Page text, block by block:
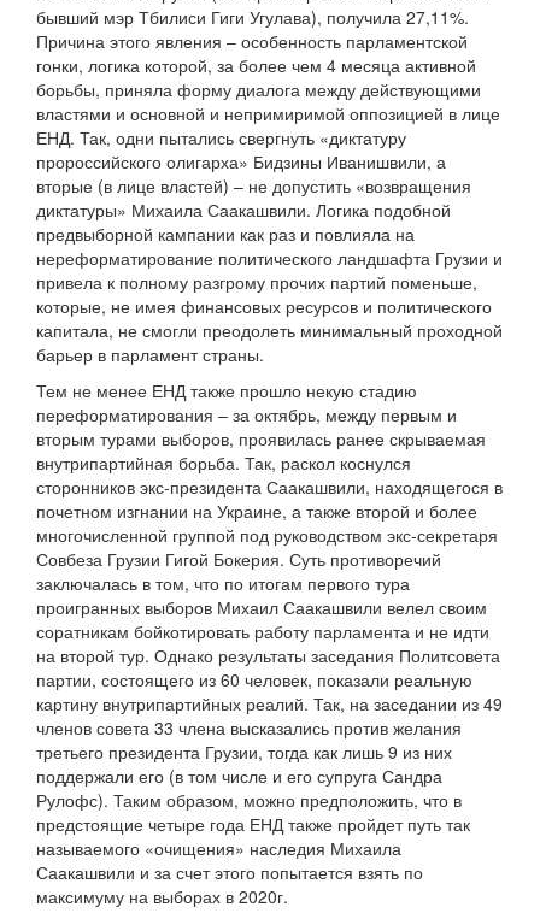
бывший мэр Тбилиси Гиги Угулава), получила 27,11%.
Причина этого явления – особенность парламентской
гонки, логика которой, за более чем 4 месяца активной
борьбы, приняла форму диалога между действующими
властями и основной и непримиримой оппозицией в лице
ЕНД. Так, одни пытались свергнуть «диктатуру
пророссийского олигарха» Бидзины Иванишвили, а
вторые (в лице властей) – не допустить «возвращения
диктатуры» Михаила Саакашвили. Логика подобной
предвыборной кампании как раз и повлияла на
нереформатирование политического ландшафта Грузии и
привела к полному разгрому прочих партий поменьше,
которые, не имея финансовых ресурсов и политического
капитала, не смогли преодолеть минимальный проходной
барьер в парламент страны.
Тем не менее ЕНД также прошло некую стадию
переформатирования – за октябрь, между первым и
вторым турами выборов, проявилась ранее скрываемая
внутрипартийная борьба. Так, раскол коснулся
сторонников экс-президента Саакашвили, находящегося в
почетном изгнании на Украине, а также второй и более
многочисленной группой под руководством экс-секретаря
Совбеза Грузии Гигой Бокерия. Суть противоречий
заключалась в том, что по итогам первого тура
проигранных выборов Михаил Саакашвили велел своим
соратникам бойкотировать работу парламента и не идти
на второй тур. Однако результаты заседания Политсовета
партии, состоящего из 60 человек, показали реальную
картину внутрипартийных реалий. Так, на заседании из 49
членов совета 33 члена высказались против желания
третьего президента Грузии, тогда как лишь 9 из них
поддержали его (в том числе и его супруга Сандра
Рулофс). Таким образом, можно предположить, что в
предстоящие четыре года ЕНД также пройдет путь так
называемого «очищения» наследия Михаила
Саакашвили и за счет этого попытается взять по
максимуму на выборах в 2020г.